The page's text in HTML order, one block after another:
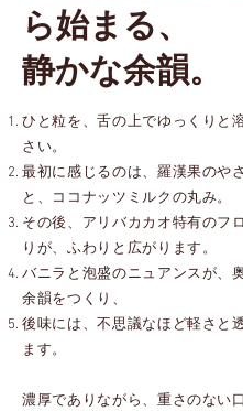
ら始まる、
静かな余韻。
ひと粒を、舌の上でゆっくりと
さい。
最初に感じるのは、羅漢果のや
と、ココナッツミルクの丸み。
その後、アリバカカオ特有のフ
りが、ふわりと広がります。
バニラと泡盛のニュアンスが、
余韻をつくり、
後味には、不思議なほど軽さと
ます。
濃厚でありながら、重さのない